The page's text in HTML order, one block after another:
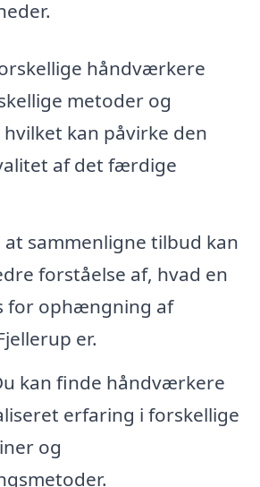
håndværkere
metoder og
kan påvirke den
af det færdige
at sammenligne tilbud kan
forståelse af, hvad en
for ophængning af
er.
kan finde håndværkere
erfaring i forskellige
og